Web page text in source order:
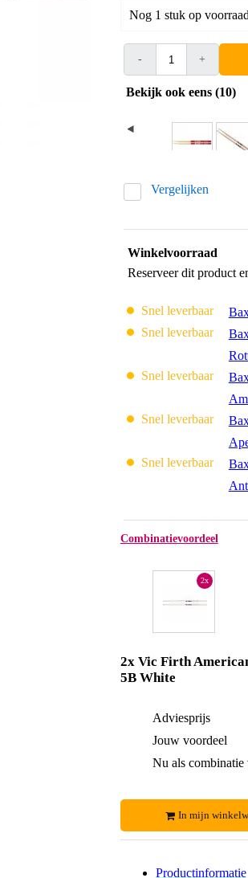
Nog 1 stuk op
- +
Bekijk ook eens (10)
Vergelijken
Winkelvoorraad
Reserveer dit product
Snel leverbaar
Snel leverbaar
Snel leverbaar
Snel leverbaar
Snel leverbaar
Combinatievoordeel
2x
2x Vic Firth
5B White
Adviesprijs
Jouw voordeel
Nu als combinatie
In mijn
Productinformatie